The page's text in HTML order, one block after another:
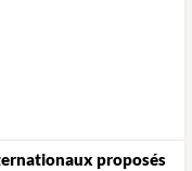
proposés